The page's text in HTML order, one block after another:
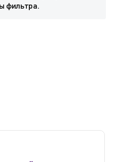
фильтра.